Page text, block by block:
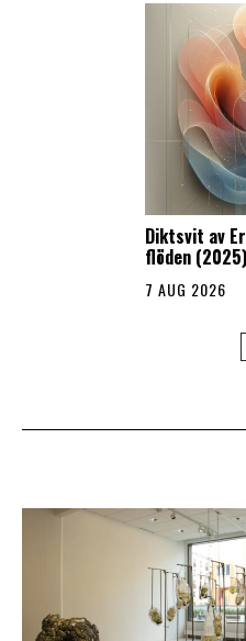
Diktsvit av
flöden
7 AUG 2026